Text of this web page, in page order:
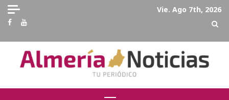
Skip
content
Vie. Ago 7th, 2026
Facebook
Youtube